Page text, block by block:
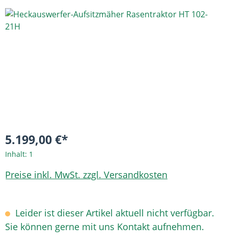
Bildergalerie überspringen
5.199,00 €*
Inhalt: 1
Preise inkl. MwSt. zzgl. Versandkosten
Leider ist dieser Artikel aktuell nicht verfügbar.
Sie können gerne mit uns Kontakt aufnehmen.